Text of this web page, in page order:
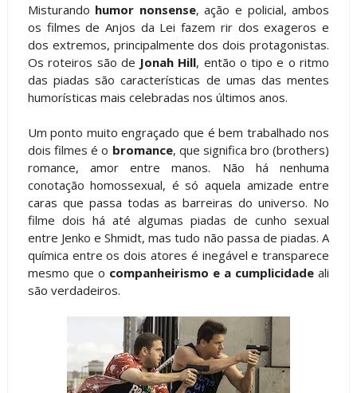
Misturando humor nonsense, ação e policial, ambos
os filmes de Anjos da Lei fazem rir dos exageros e
dos extremos, principalmente dos dois protagonistas.
Os roteiros são de Jonah Hill, então o tipo e o ritmo
das piadas são características de umas das mentes
humorísticas mais celebradas nos últimos anos.
Um ponto muito engraçado que é bem trabalhado nos
dois filmes é o bromance, que significa bro (brothers)
romance, amor entre manos. Não há nenhuma
conotação homossexual, é só aquela amizade entre
caras que passa todas as barreiras do universo. No
filme dois há até algumas piadas de cunho sexual
entre Jenko e Shmidt, mas tudo não passa de piadas. A
química entre os dois atores é inegável e transparece
mesmo que o companheirismo e a cumplicidade ali
são verdadeiros.